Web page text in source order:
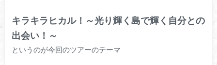
キラキラヒカル！～光り輝く島で輝く自分との
出会い！～
というのが今回のツアーのテーマ